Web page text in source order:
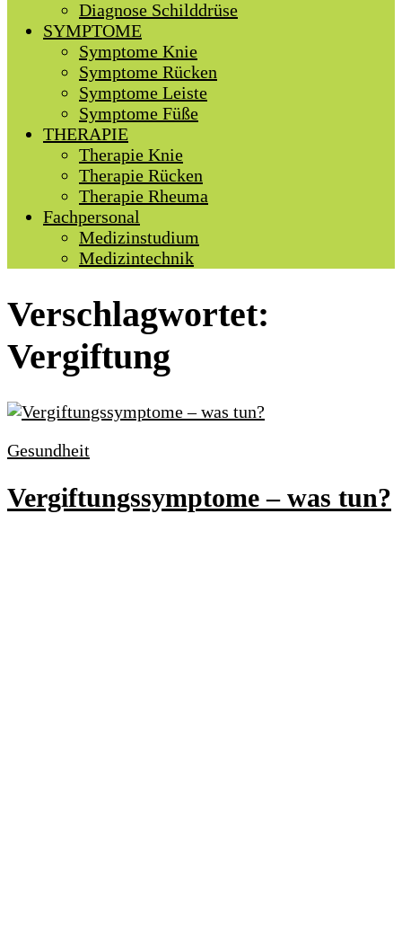
Diagnose Schilddrüse
SYMPTOME
Symptome Knie
Symptome Rücken
Symptome Leiste
Symptome Füße
THERAPIE
Therapie Knie
Therapie Rücken
Therapie Rheuma
Fachpersonal
Medizinstudium
Medizintechnik
Verschlagwortet:
Vergiftung
Gesundheit
Vergiftungssymptome – was tun?